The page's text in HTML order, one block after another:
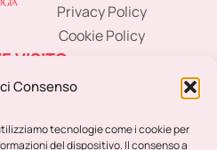
Consenso
tecnologie come i cookie per
del dispositivo. Il consenso a
Privacy Policy
Cookie Policy
VISITO
Medico Specialistico
Nubra Medica